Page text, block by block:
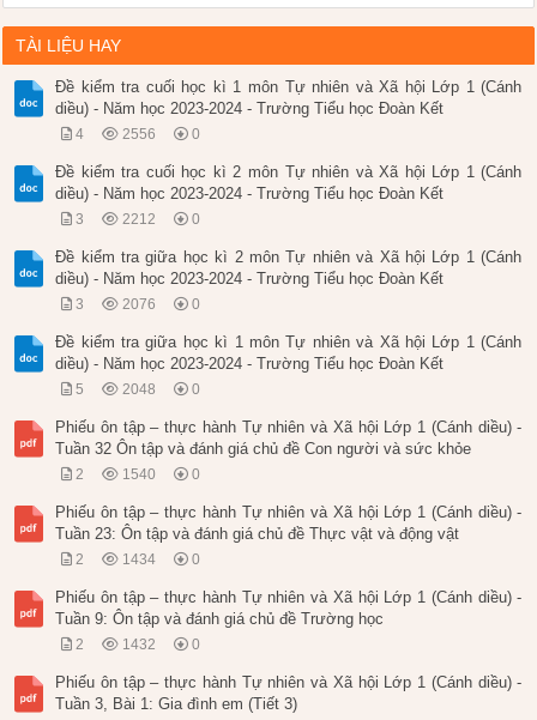
TÀI LIỆU HAY
Đề kiểm tra cuối học kì 1 môn Tự nhiên và Xã hội Lớp 1 (Cánh
diều) - Năm học 2023-2024 - Trường Tiểu học Đoàn Kết
4 2556 0
Đề kiểm tra cuối học kì 2 môn Tự nhiên và Xã hội Lớp 1 (Cánh
diều) - Năm học 2023-2024 - Trường Tiểu học Đoàn Kết
3 2212 0
Đề kiểm tra giữa học kì 2 môn Tự nhiên và Xã hội Lớp 1 (Cánh
diều) - Năm học 2023-2024 - Trường Tiểu học Đoàn Kết
3 2076 0
Đề kiểm tra giữa học kì 1 môn Tự nhiên và Xã hội Lớp 1 (Cánh
diều) - Năm học 2023-2024 - Trường Tiểu học Đoàn Kết
5 2048 0
Phiếu ôn tập – thực hành Tự nhiên và Xã hội Lớp 1 (Cánh diều) -
Tuần 32 Ôn tập và đánh giá chủ đề Con người và sức khỏe
2 1540 0
Phiếu ôn tập – thực hành Tự nhiên và Xã hội Lớp 1 (Cánh diều) -
Tuần 23: Ôn tập và đánh giá chủ đề Thực vật và động vật
2 1434 0
Phiếu ôn tập – thực hành Tự nhiên và Xã hội Lớp 1 (Cánh diều) -
Tuần 9: Ôn tập và đánh giá chủ đề Trường học
2 1432 0
Phiếu ôn tập – thực hành Tự nhiên và Xã hội Lớp 1 (Cánh diều) -
Tuần 3, Bài 1: Gia đình em (Tiết 3)